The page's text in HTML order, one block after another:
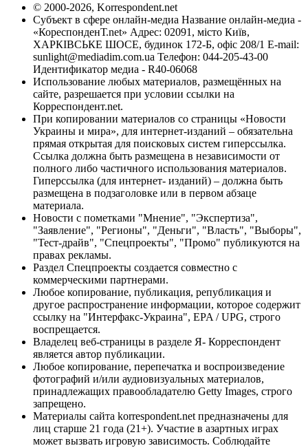
© 2000-2026, Korrespondent.net
Субъект в сфере онлайн-медиа Название онлайн-медиа -
«КореспонденТ.net» Адрес: 02091, місто Київ,
ХАРКІВСЬКЕ ШОСЕ, будинок 172-Б, офіс 208/1 E-mail:
sunlight@mediadim.com.ua Телефон: 044-205-43-00
Идентификатор медиа - R40-06068
Использование любых материалов, размещённых на
сайте, разрешается при условии ссылки на
Корреспондент.net.
При копировании материалов со страницы «Новости
Украины и мира», для интернет-изданий – обязательна
прямая открытая для поисковых систем гиперссылка.
Ссылка должна быть размещена в независимости от
полного либо частичного использования материалов.
Гиперссылка (для интернет- изданий) – должна быть
размещена в подзаголовке или в первом абзаце
материала.
Новости с пометками "Мнение", "Экспертиза",
"Заявление", "Регионы", "Деньги", "Власть", "Выборы",
"Тест-драйв", "Спецпроекты", "Промо" публикуются на
правах рекламы.
Раздел Спецпроекты создается совместно с
коммерческими партнерами.
Любое копирование, публикация, републикация и
другое распространение информации, которое содержит
ссылку на "Интерфакс-Украина", EPA / UPG, строго
воспрещается.
Владелец веб-страницы в разделе Я- Корреспондент
является автор публикации.
Любое копирование, перепечатка и воспроизведение
фотографий и/или аудиовизуальных материалов,
принадлежащих правообладателю Getty Images, строго
запрещено.
Материалы сайта korrespondent.net предназначены для
лиц старше 21 года (21+). Участие в азартных играх
может вызвать игровую зависимость. Соблюдайте